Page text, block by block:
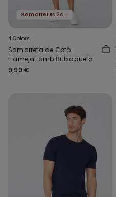
Samarretes 2a al -50%
4 Colors
Samarreta de Cotó
Flamejat amb Butxaqueta
9,99 €